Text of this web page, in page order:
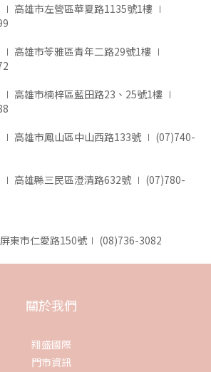
高雄市左營區華夏路1135號1樓 ∣
高雄市苓雅區青年二路29號1樓 ∣
高雄市楠梓區藍田路23、25號1樓 ∣
∣ 高雄市鳳山區中山西路133號 ∣ (07)740-
∣ 高雄縣三民區澄清路632號 ∣ (07)780-
東市仁愛路150號∣ (08)736-3082
關於我們
翔盛國際
門市資訊